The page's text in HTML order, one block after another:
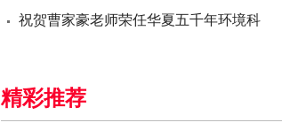
祝贺曹家豪老师荣任华夏五千年环境科
精彩推荐